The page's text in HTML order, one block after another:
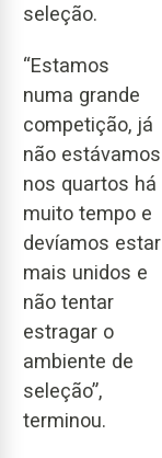
seleção.
“Estamos
numa grande
competição, já
não estávamos
nos quartos há
muito tempo e
devíamos estar
mais unidos e
não tentar
estragar o
ambiente de
seleção”,
terminou.